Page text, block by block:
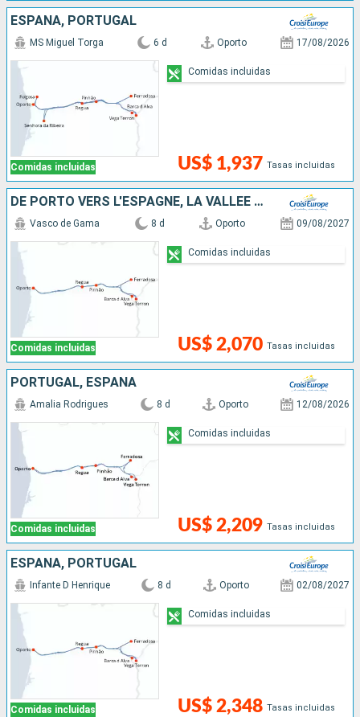
ESPAÑA, PORTUGAL
Comidas incluidas
MS Miguel Torga 6 d Oporto 17/08/2026
US$ 1,937 Tasas incluidas
Comidas incluidas
DE PORTO VERS L'ESPAGNE, LA VALLÉE DU DOURO (PORTUGAL) ET SALAMANQUE (ESPAGNE)
Comidas incluidas
Vasco de Gama 8 d Oporto 09/08/2027
US$ 2,070 Tasas incluidas
Comidas incluidas
PORTUGAL, ESPAÑA
Comidas incluidas
Amalia Rodrigues 8 d Oporto 12/08/2026
US$ 2,209 Tasas incluidas
Comidas incluidas
ESPAÑA, PORTUGAL
Comidas incluidas
Infante D Henrique 8 d Oporto 02/08/2027
US$ 2,348 Tasas incluidas
Comidas incluidas